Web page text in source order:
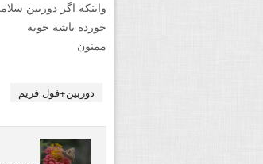
واینکه اگر دوربین
خورده باشه خوبه
ممنون
دوربین+فول فریم